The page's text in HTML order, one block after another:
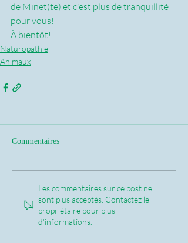
de Minet(te) et c'est plus de tranquillité
pour vous!
À bientôt!
Naturopathie
Animaux
Commentaires
Les commentaires sur ce post ne
sont plus acceptés. Contactez le
propriétaire pour plus
d'informations.